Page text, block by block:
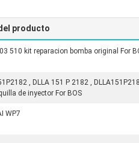
producto
510 kit reparacion bomba original For
, DLLA 151 P 2182 ,
de inyector For BOS
WP7